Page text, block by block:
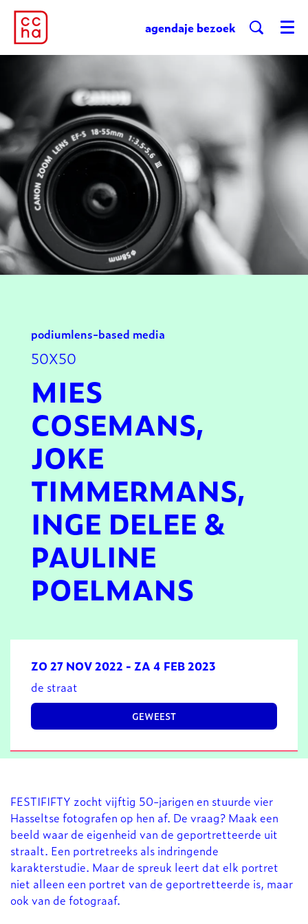
agendaje bezoek Menu
podiumlens-based media
50X50
MIES
COSEMANS,
JOKE
TIMMERMANS,
INGE DELEE &
PAULINE
POELMANS
ZO 27 NOV 2022 - ZA 4 FEB 2023
de straat
GEWEEST
FESTIFIFTY zocht vijftig 50-jarigen en stuurde vier
Hasseltse fotografen op hen af. De vraag? Maak een
beeld waar de eigenheid van de geportretteerde uit
straalt. Een portretreeks als indringende
karakterstudie. Maar de spreuk leert dat elk portret
niet alleen een portret van de geportretteerde is, maar
ook van de fotograaf.